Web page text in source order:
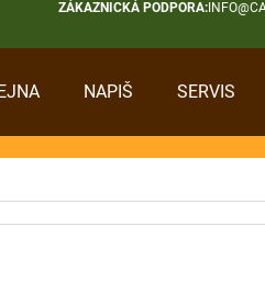
ZÁKAZNICKÁ PODPORA:
NAPIŠ SERVIS